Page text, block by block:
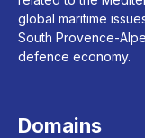
global maritime
South Provence-
defence economy.
Domains